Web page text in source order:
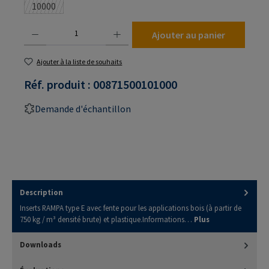
10000(Cette option n'est pas disponible pour le moment.)
Ajouter au panier
Ajouter à la liste de souhaits
Réf. produit : 00871500101000
Demande d'échantillon
Description
Inserts RAMPA type E avec fente pour les applications bois (à partir de
750 kg / m³ densité brute) et plastique.Informations… Plus
Downloads